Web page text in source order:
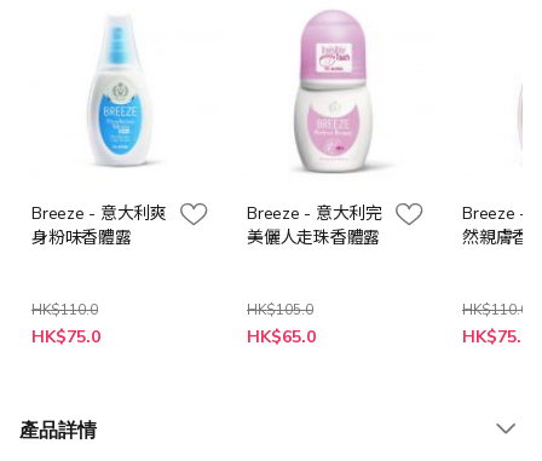
Breeze - 意大利爽
身粉味香體露
HK$110.0
特
HK$75.0
Breeze - 意大利完
美儷人走珠香體露
HK$105.0
特
HK$65.0
Breeze -
然親膚香
HK$110.0
特
HK$75.0
產品詳情